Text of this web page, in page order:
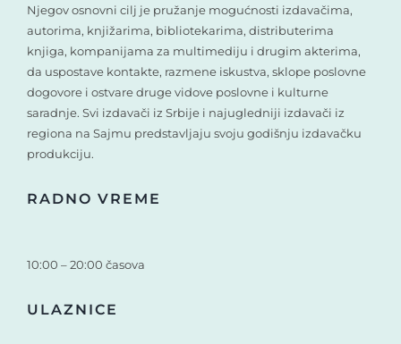
Njegov osnovni cilj je pružanje mogućnosti izdavačima,
autorima, knjižarima, bibliotekarima, distributerima
knjiga, kompanijama za multimediju i drugim akterima,
da uspostave kontakte, razmene iskustva, sklope poslovne
dogovore i ostvare druge vidove poslovne i kulturne
saradnje. Svi izdavači iz Srbije i najugledniji izdavači iz
regiona na Sajmu predstavljaju svoju godišnju izdavačku
produkciju.
RADNO VREME
10:00 – 20:00 časova
ULAZNICE